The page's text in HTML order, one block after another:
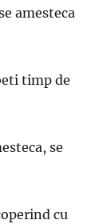
amesteca
timp de
se
cu